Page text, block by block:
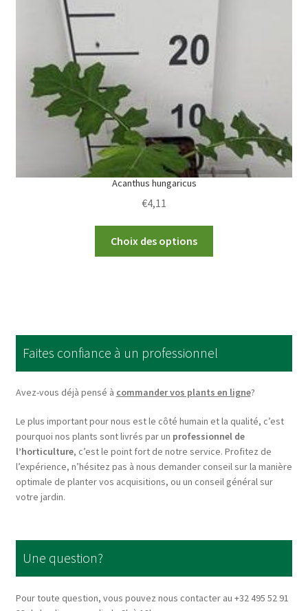
page
Acanthus hungaricus
€4,11
Choix des options
options
may
be
chosen
the
product
page
Faites confiance à un professionnel
Avez-vous déjà pensé à commander vos plants en ligne?
Le plus important pour nous est le côté humain et la qualité, c’est
pourquoi nos plants sont livrés par un professionnel de
l’horticulture, c’est le point fort de notre service. Profitez de
l’expérience, n’hésitez pas à nous demander conseil sur la manière
optimale de planter vos acquisitions, ou un conseil général sur
votre jardin.
Une question?
Pour toute question, vous pouvez nous contacter au +32 495 52 91